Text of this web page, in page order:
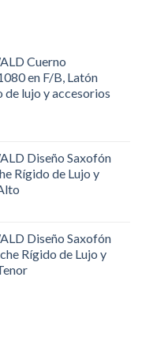
Cuerno
en F/B, Latón
lujo y accesorios
€.
Diseño Saxofón
Rígido de Lujo y
€.
Diseño Saxofón
Rígido de Lujo y